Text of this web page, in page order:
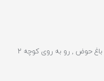
فارس - شیراز - بلوار زرهی , میدان باغ حوض , رو به روی کوچه 2